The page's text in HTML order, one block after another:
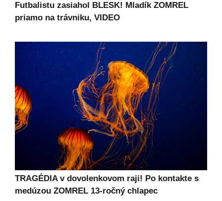
Futbalistu zasiahol BLESK! Mladík ZOMREL
priamo na trávniku, VIDEO
TRAGÉDIA v dovolenkovom raji! Po kontakte s
medúzou ZOMREL 13-ročný chlapec